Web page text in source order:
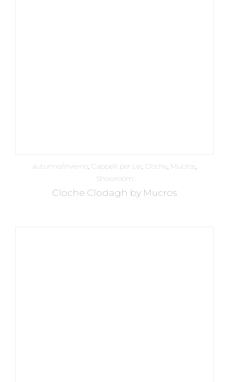
autunno/inverno, Cappelli per Lei, Cloche, Mucros,
Showroom
Cloche Clodagh by Mucros